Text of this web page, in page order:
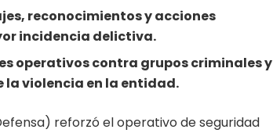
reconocimientos y acciones
incidencia delictiva.
operativos contra grupos criminales y
la violencia en la entidad.
reforzó el operativo de seguridad